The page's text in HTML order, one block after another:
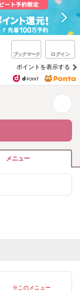
ブックマーク ログイン
ポイントを表示する
メニュー
※このメニュー